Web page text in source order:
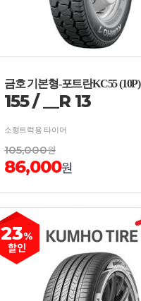
금호 기본형-포트란KC55 (10P)
155/__R 13
소형트럭용 타이어
105,000원
86,000원
23%
할인